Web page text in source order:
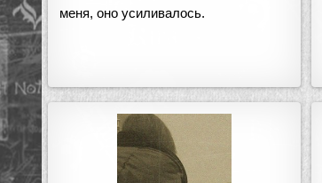
меня, оно усиливалось.